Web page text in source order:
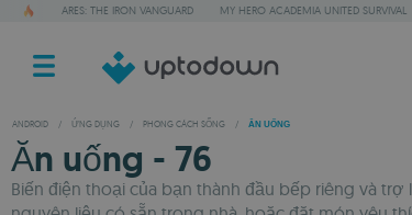
ARES: THE IRON VANGUARD MY HERO ACADEMIA UNITED SURVIVAL
ANDROID / ỨNG DỤNG / PHONG CÁCH SỐNG / ĂN UỐNG
Ăn uống - 76
Biến điện thoại của bạn thành đầu bếp riêng và